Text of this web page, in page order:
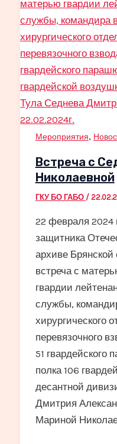
Мероприятия,
Встреча с
Николаевной
ГКУ БО ГАБО /
22 февраля 2024
защитника
архиве Брянской
встреча с
гвардии
службы,
хирургического
перевязочного
51 гвардейского
полка 106
десантной
Дмитрия
Мариной